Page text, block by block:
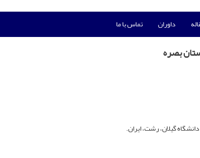
داوران تماس با ما
بصره
گیلان، رشت، ایران.